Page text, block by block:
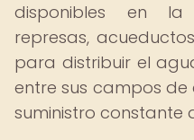
disponibles en la
represas,
para distribuir el
entre sus campos
suministro constante